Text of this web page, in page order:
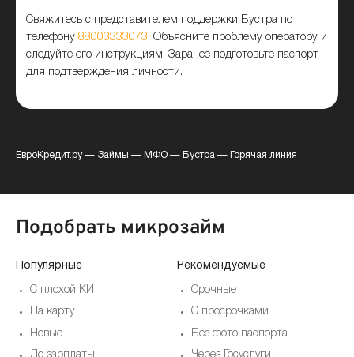
Свяжитесь с представителем поддержки Бустра по
телефону88003333073. Объясните проблему оператору и
следуйте его инструкциям. Заранее подготовьте паспорт
для подтверждения личности.
ЕвроКредит.ру— Займы — МФО — Бустра — Горячая линия
Подобрать микрозайм
Популярные
С плохой КИ
На карту
Новые
До зарплаты
Рекомендуемые
Срочные
С просрочками
Без фото паспорта
Через Госуслуги